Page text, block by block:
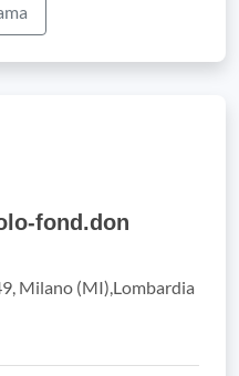
fond.don
Milano (MI),Lombardia